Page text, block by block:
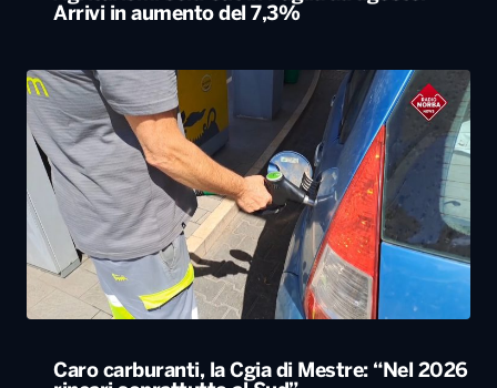
Arrivi in aumento del 7,3%
Caro carburanti, la Cgia di Mestre: “Nel 2026